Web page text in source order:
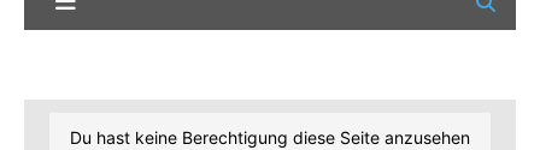
Du hast keine Berechtigung diese Seite anzusehen